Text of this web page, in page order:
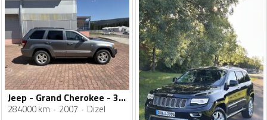
Jeep - Grand Cherokee - 3.0 CRD
284000 km 2007 Dizel